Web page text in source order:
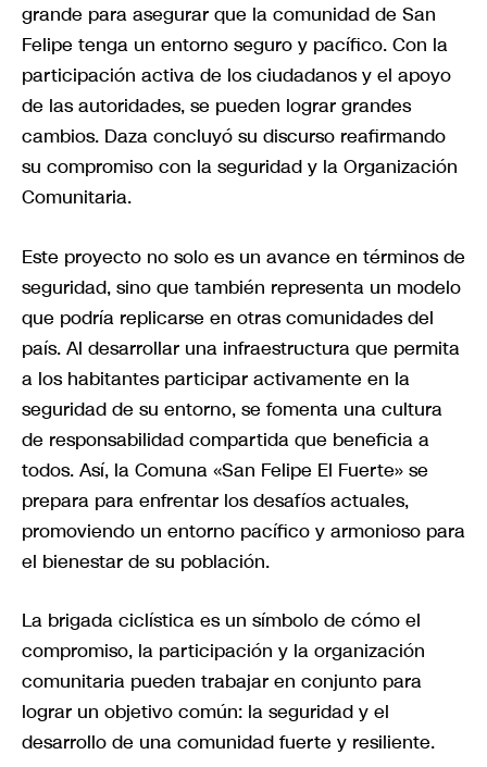
grande para asegurar que la comunidad de San
Felipe tenga un entorno seguro y pacífico. Con la
participación activa de los ciudadanos y el apoyo
de las autoridades, se pueden lograr grandes
cambios. Daza concluyó su discurso reafirmando
su compromiso con la seguridad y la Organización
Comunitaria.
Este proyecto no solo es un avance en términos de
seguridad, sino que también representa un modelo
que podría replicarse en otras comunidades del
país. Al desarrollar una infraestructura que permita
a los habitantes participar activamente en la
seguridad de su entorno, se fomenta una cultura
de responsabilidad compartida que beneficia a
todos. Así, la Comuna «San Felipe El Fuerte» se
prepara para enfrentar los desafíos actuales,
promoviendo un entorno pacífico y armonioso para
el bienestar de su población.
La brigada ciclística es un símbolo de cómo el
compromiso, la participación y la organización
comunitaria pueden trabajar en conjunto para
lograr un objetivo común: la seguridad y el
desarrollo de una comunidad fuerte y resiliente.